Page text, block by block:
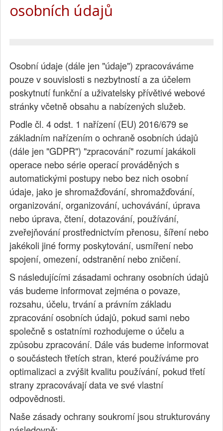
osobních údajů
Osobní údaje (dále jen "údaje") zpracováváme
pouze v souvislosti s nezbytností a za účelem
poskytnutí funkční a uživatelsky přívětivé webové
stránky včetně obsahu a nabízených služeb.
Podle čl. 4 odst. 1 nařízení (EU) 2016/679 se
základním nařízením o ochraně osobních údajů
(dále jen "GDPR") "zpracování" rozumí jakákoli
operace nebo série operací prováděných s
automatickými postupy nebo bez nich osobní
údaje, jako je shromažďování, shromažďování,
organizování, organizování, uchovávání, úprava
nebo úprava, čtení, dotazování, používání,
zveřejňování prostřednictvím přenosu, šíření nebo
jakékoli jiné formy poskytování, usmíření nebo
spojení, omezení, odstranění nebo zničení.
S následujícími zásadami ochrany osobních údajů
vás budeme informovat zejména o povaze,
rozsahu, účelu, trvání a právním základu
zpracování osobních údajů, pokud sami nebo
společně s ostatními rozhodujeme o účelu a
způsobu zpracování. Dále vás budeme informovat
o součástech třetích stran, které používáme pro
optimalizaci a zvýšit kvalitu používání, pokud třetí
strany zpracovávají data ve své vlastní
odpovědnosti.
Naše zásady ochrany soukromí jsou strukturovány